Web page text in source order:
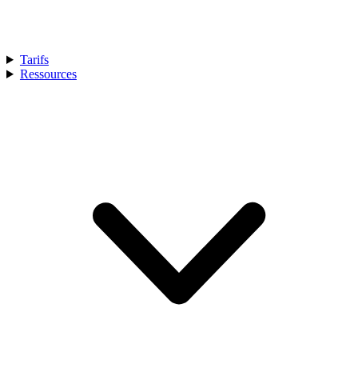
Tarifs
Ressources